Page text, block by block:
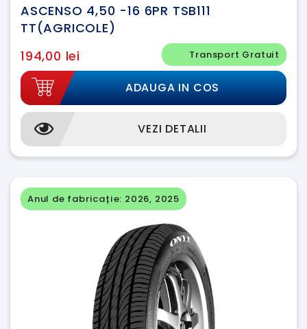
ASCENSO 4,50 -16 6PR TSB111
TT(AGRICOLE)
Transport Gratuit
194,00 lei
ADAUGA IN COS
VEZI DETALII